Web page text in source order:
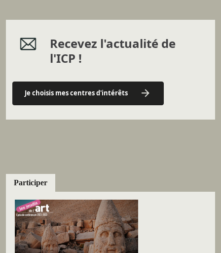
Recevez l'actualité de
l'ICP !
Je choisis mes centres d'intérêts
Participer